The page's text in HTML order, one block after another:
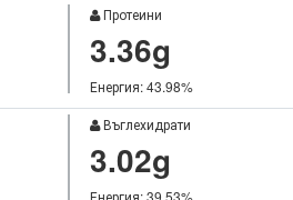
Протеини
3.36g
Енергия: 43.98%
Въглехидрати
3.02g
Енергия: 39.53%